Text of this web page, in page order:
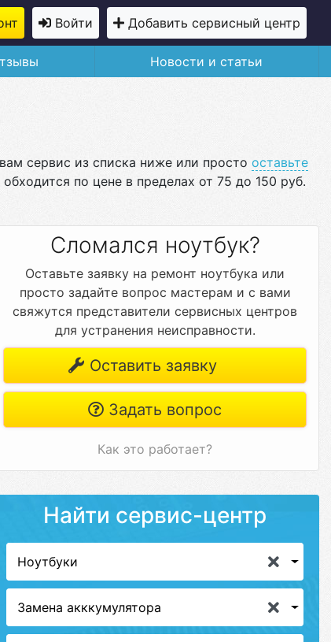
Войти Добавить сервисный центр
Новости и статьи
сервис из списка ниже или просто оставьте
по цене в пределах от 75 до 150 руб.
Сломался ноутбук?
Оставьте заявку на ремонт ноутбука или
просто задайте вопрос мастерам и с вами
свяжутся представители сервисных центров
для устранения неисправности.
Оставить заявку
Задать вопрос
Как это работает?
Найти сервис-центр
Ноутбуки
Замена акккумулятора